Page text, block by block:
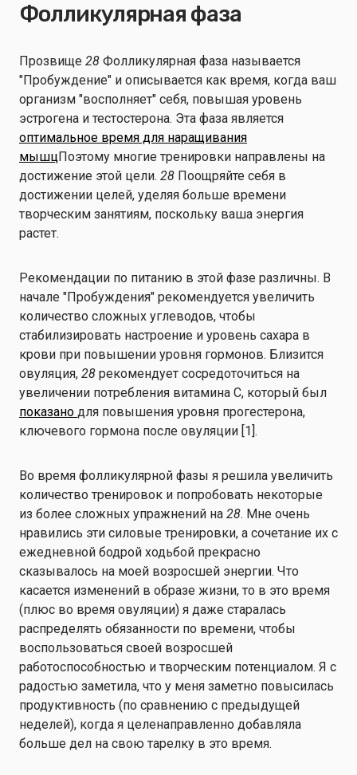
Фолликулярная фаза
Прозвище 28 Фолликулярная фаза называется
"Пробуждение" и описывается как время, когда ваш
организм "восполняет" себя, повышая уровень
эстрогена и тестостерона. Эта фаза является
оптимальное время для наращивания
мышцПоэтому многие тренировки направлены на
достижение этой цели. 28 Поощряйте себя в
достижении целей, уделяя больше времени
творческим занятиям, поскольку ваша энергия
растет.
Рекомендации по питанию в этой фазе различны. В
начале "Пробуждения" рекомендуется увеличить
количество сложных углеводов, чтобы
стабилизировать настроение и уровень сахара в
крови при повышении уровня гормонов. Близится
овуляция, 28 рекомендует сосредоточиться на
увеличении потребления витамина С, который был
показано для повышения уровня прогестерона,
ключевого гормона после овуляции [1].
Во время фолликулярной фазы я решила увеличить
количество тренировок и попробовать некоторые
из более сложных упражнений на 28. Мне очень
нравились эти силовые тренировки, а сочетание их с
ежедневной бодрой ходьбой прекрасно
сказывалось на моей возросшей энергии. Что
касается изменений в образе жизни, то в это время
(плюс во время овуляции) я даже старалась
распределять обязанности по времени, чтобы
воспользоваться своей возросшей
работоспособностью и творческим потенциалом. Я с
радостью заметила, что у меня заметно повысилась
продуктивность (по сравнению с предыдущей
неделей), когда я целенаправленно добавляла
больше дел на свою тарелку в это время.